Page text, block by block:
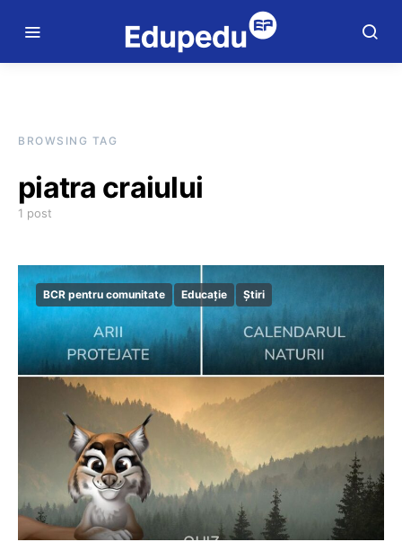
BROWSING TAG
piatra craiului
1 post
BCR pentru comunitate Educație Știri